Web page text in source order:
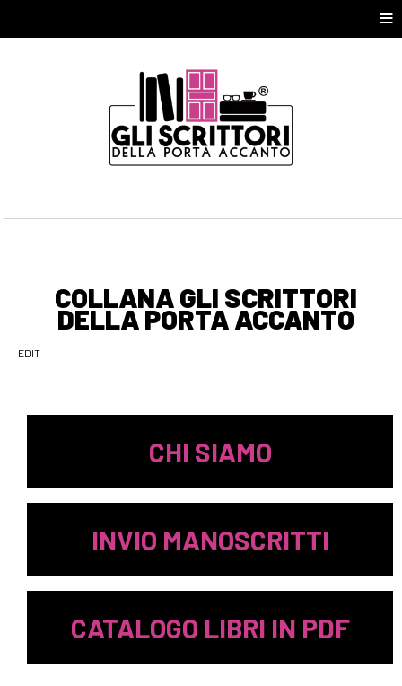
≡
COLLANA GLI SCRITTORI
DELLA PORTA ACCANTO
EDIT
CHI SIAMO
INVIO MANOSCRITTI
CATALOGO LIBRI IN PDF